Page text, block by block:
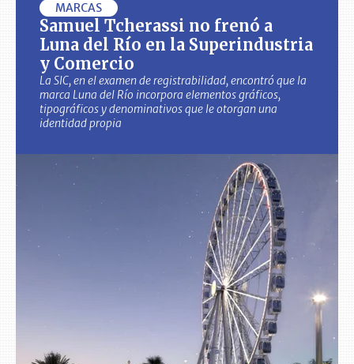
MARCAS
Samuel Tcherassi no frenó a
Luna del Río en la Superindustria
y Comercio
La SIC, en el examen de registrabilidad, encontró que la
marca Luna del Río incorpora elementos gráficos,
tipográficos y denominativos que le otorgan una
identidad propia